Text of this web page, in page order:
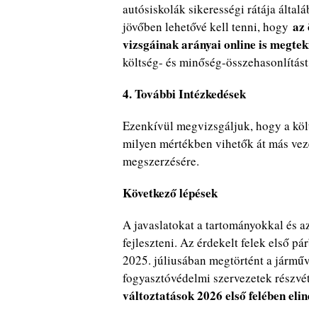
autósiskolák sikerességi rátája
jövőben lehetővé kell tenni, hogy az
vizsgáinak arányai online is
költség- és minőség-
4. További Intézkedések
Ezenkívül megvizsgáljuk, hogy a
milyen mértékben vihetők át más
megszerzésére.
Következő lépések
A javaslatokat a tartományokkal és
fejleszteni. Az érdekelt felek első
2025. júliusában megtörtént a
fogyasztóvédelmi szervezetek
változtatások 2026 első felében